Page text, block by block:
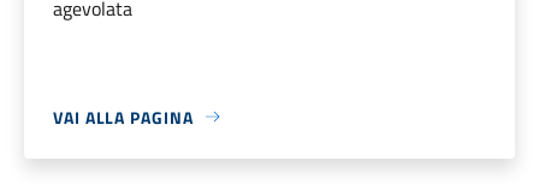
agevolata
VAI ALLA PAGINA